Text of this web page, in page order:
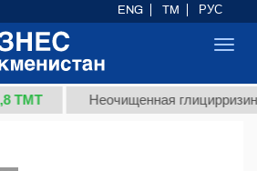
ТМТ Неочищенная
ENG TM РУС